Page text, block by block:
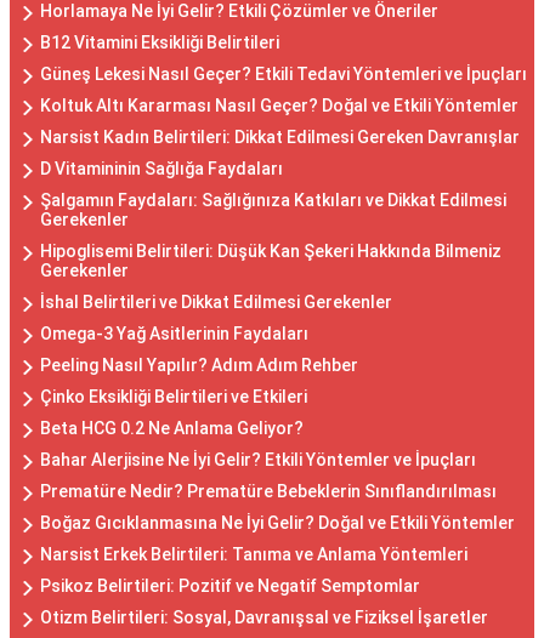
Horlamaya Ne İyi Gelir? Etkili Çözümler ve Öneriler
B12 Vitamini Eksikliği Belirtileri
Güneş Lekesi Nasıl Geçer? Etkili Tedavi Yöntemleri ve İpuçları
Koltuk Altı Kararması Nasıl Geçer? Doğal ve Etkili Yöntemler
Narsist Kadın Belirtileri: Dikkat Edilmesi Gereken Davranışlar
D Vitamininin Sağlığa Faydaları
Şalgamın Faydaları: Sağlığınıza Katkıları ve Dikkat Edilmesi
Gerekenler
Hipoglisemi Belirtileri: Düşük Kan Şekeri Hakkında Bilmeniz
Gerekenler
İshal Belirtileri ve Dikkat Edilmesi Gerekenler
Omega-3 Yağ Asitlerinin Faydaları
Peeling Nasıl Yapılır? Adım Adım Rehber
Çinko Eksikliği Belirtileri ve Etkileri
Beta HCG 0.2 Ne Anlama Geliyor?
Bahar Alerjisine Ne İyi Gelir? Etkili Yöntemler ve İpuçları
Prematüre Nedir? Prematüre Bebeklerin Sınıflandırılması
Boğaz Gıcıklanmasına Ne İyi Gelir? Doğal ve Etkili Yöntemler
Narsist Erkek Belirtileri: Tanıma ve Anlama Yöntemleri
Psikoz Belirtileri: Pozitif ve Negatif Semptomlar
Otizm Belirtileri: Sosyal, Davranışsal ve Fiziksel İşaretler